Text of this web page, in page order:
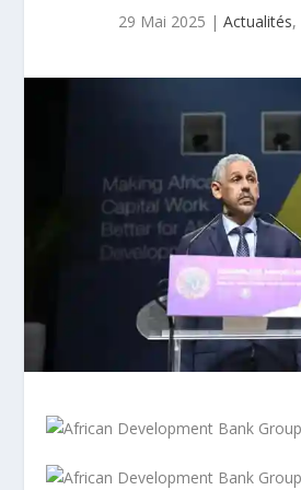
29 Mai 2025 | Actualités,